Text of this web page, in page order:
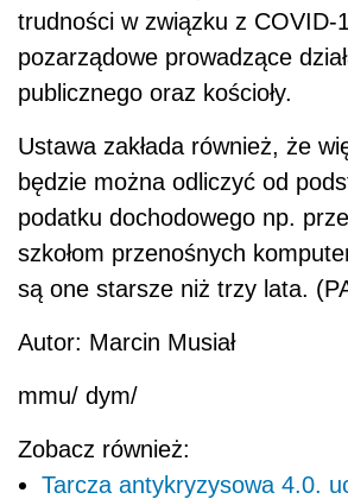
trudności w związku z COVID-
pozarządowe prowadzące
publicznego oraz kościoły.
Ustawa zakłada również, że
będzie można odliczyć od
podatku dochodowego np.
szkołom przenośnych
są one starsze niż trzy lata.
Autor: Marcin Musiał
mmu/ dym/
Zobacz również:
Tarcza antykryzysowa 4.0.